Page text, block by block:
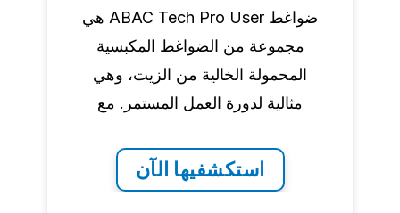
ضواغط ABAC Tech Pro User هي
مجموعة من الضواغط المكبسية
المحمولة الخالية من الزيت، وهي
مثالية لدورة العمل المستمر. مع
هذا الضاغط مثاليًا لأي مستخدم
محترف.
استكشفيها الآن